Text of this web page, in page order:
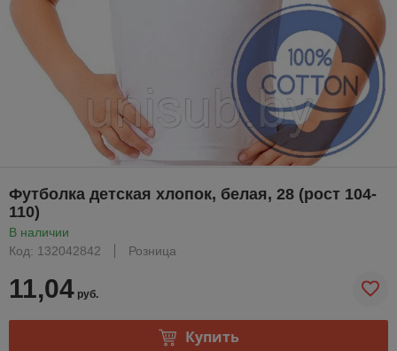
Футболка детская хлопок, белая, 28 (рост 104-
110)
В наличии
Код: 132042842
Розница
11,04 руб.
Купить